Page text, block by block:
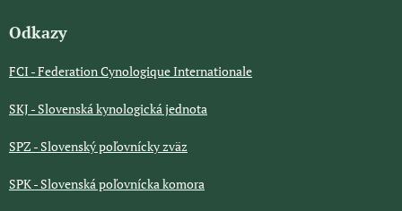
Odkazy
FCI - Federation Cynologique Internationale
SKJ - Slovenská kynologická jednota
SPZ - Slovenský poľovnícky zväz
SPK - Slovenská poľovnícka komora